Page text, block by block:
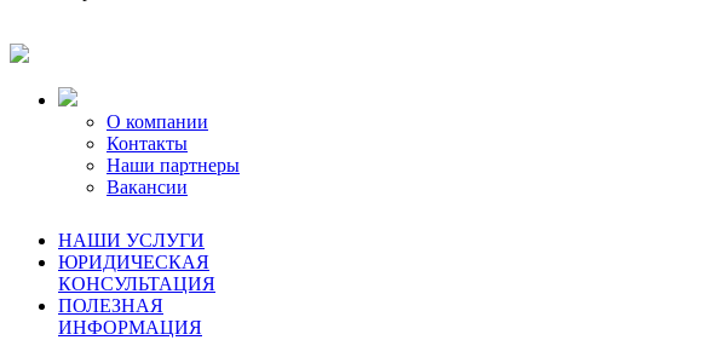
О компании
Контакты
Наши партнеры
Вакансии
НАШИ УСЛУГИ
ЮРИДИЧЕСКАЯ
КОНСУЛЬТАЦИЯ
ПОЛЕЗНАЯ
ИНФОРМАЦИЯ